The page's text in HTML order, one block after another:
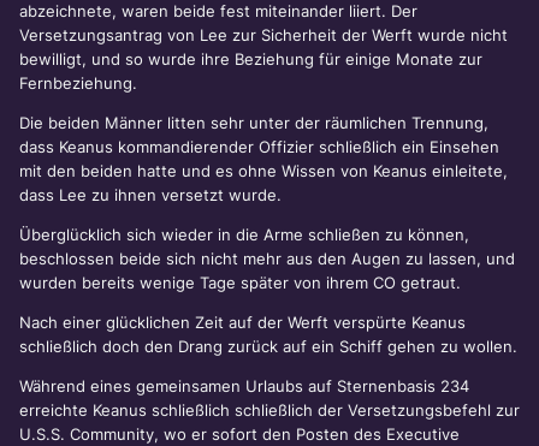
abzeichnete, waren beide fest miteinander liiert. Der
Versetzungsantrag von Lee zur Sicherheit der Werft wurde nicht
bewilligt, und so wurde ihre Beziehung für einige Monate zur
Fernbeziehung.
Die beiden Männer litten sehr unter der räumlichen Trennung,
dass Keanus kommandierender Offizier schließlich ein Einsehen
mit den beiden hatte und es ohne Wissen von Keanus einleitete,
dass Lee zu ihnen versetzt wurde.
Überglücklich sich wieder in die Arme schließen zu können,
beschlossen beide sich nicht mehr aus den Augen zu lassen, und
wurden bereits wenige Tage später von ihrem CO getraut.
Nach einer glücklichen Zeit auf der Werft verspürte Keanus
schließlich doch den Drang zurück auf ein Schiff gehen zu wollen.
Während eines gemeinsamen Urlaubs auf Sternenbasis 234
erreichte Keanus schließlich schließlich der Versetzungsbefehl zur
U.S.S. Community, wo er sofort den Posten des Executive